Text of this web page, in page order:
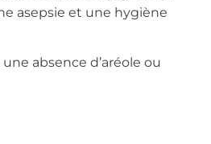
asepsie et une hygiène
absence d’aréole ou